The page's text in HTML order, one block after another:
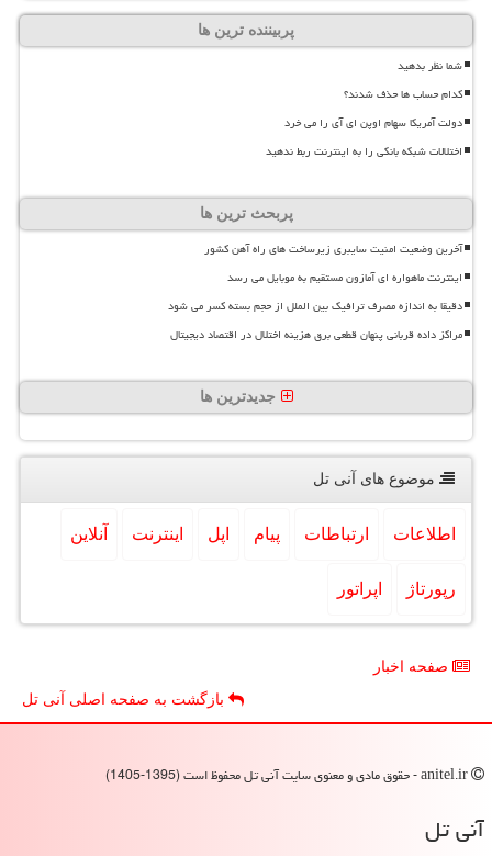
پربیننده ترین ها
شما نظر بدهید
کدام حساب ها حذف شدند؟
دولت آمریکا سهام اوپن ای آی را می خرد
اختلالات شبکه بانکی را به اینترنت ربط ندهید
پربحث ترین ها
آخرین وضعیت امنیت سایبری زیرساخت های راه آهن کشور
اینترنت ماهواره ای آمازون مستقیم به موبایل می رسد
دقیقا به اندازه مصرف ترافیک بین الملل از حجم بسته کسر می شود
مراکز داده قربانی پنهان قطعی برق هزینه اختلال در اقتصاد دیجیتال
جدیدترین ها
موضوع های آنی تل
اطلاعات ارتباطات پیام اپل اینترنت آنلاین
رپورتاژ اپراتور
صفحه اخبار
بازگشت به صفحه اصلی آنی تل
آنی تل